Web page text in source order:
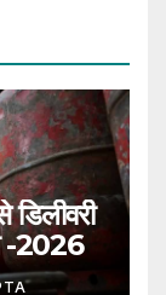
-2026